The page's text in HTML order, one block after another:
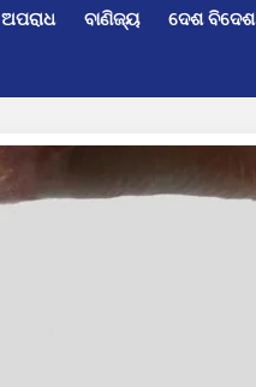
ଅପରାଧ ବାଣିଜ୍ୟ ଦେଶ ବିଦେଶ